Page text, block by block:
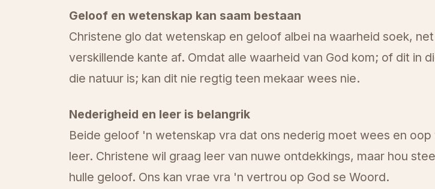
Geloof en wetenskap kan saam bestaan
Christene glo dat wetenskap en geloof albei na waarheid soek,
verskillende kante af. Omdat alle waarheid van God kom; of dit in
die natuur is; kan dit nie regtig teen mekaar wees nie.
Nederigheid en leer is belangrik
Beide geloof 'n wetenskap vra dat ons nederig moet wees en
leer. Christene wil graag leer van nuwe ontdekkings, maar hou
hulle geloof. Ons kan vrae vra 'n vertrou op God se Woord.